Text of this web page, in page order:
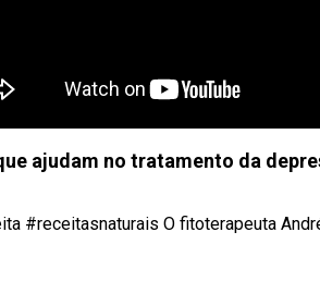
ajudam no tratamento da
#receitasnaturais O fitoterapeuta